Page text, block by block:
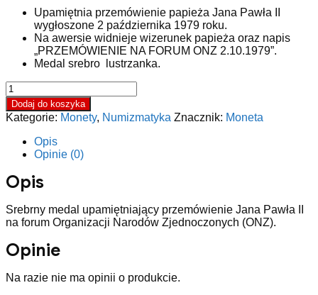
Upamiętnia przemówienie papieża Jana Pawła II
wygłoszone 2 października 1979 roku.
Na awersie widnieje wizerunek papieża oraz napis
„PRZEMÓWIENIE NA FORUM ONZ 2.10.1979”.
Medal srebro lustrzanka.
ilość
Jana
Pawła
II
ONZ
Dodaj do koszyka
Kategorie: Monety, Numizmatyka Znacznik: Moneta
Opis
Opinie (0)
Opis
Srebrny medal upamiętniający przemówienie Jana Pawła II
na forum Organizacji Narodów Zjednoczonych (ONZ).
Opinie
Na razie nie ma opinii o produkcie.